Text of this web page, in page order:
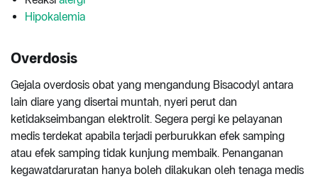
Hipokalemia
Overdosis
Gejala overdosis obat yang mengandung Bisacodyl antara
lain diare yang disertai muntah, nyeri perut dan
ketidakseimbangan elektrolit. Segera pergi ke pelayanan
medis terdekat apabila terjadi perburukkan efek samping
atau efek samping tidak kunjung membaik. Penanganan
kegawatdaruratan hanya boleh dilakukan oleh tenaga medis